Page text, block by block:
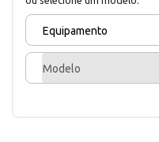
Equipamento
Modelo